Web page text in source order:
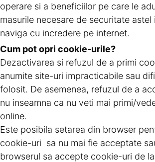
operare si a beneficiilor pe care le
masurile necesare de securitate
naviga cu incredere pe internet.
Cum pot opri cookie-urile?
Dezactivarea si refuzul de a primi
anumite site-uri impracticabile sau
folosit. De asemenea, refuzul de a
nu inseamna ca nu veti mai primi/
online.
Este posibila setarea din browser
cookie-uri sa nu mai fie acceptate
browserul sa accepte cookie-uri de